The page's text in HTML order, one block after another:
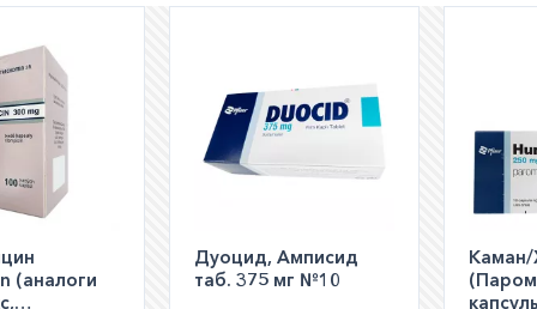
(аналоги
Дуоцид, Амписид
таб. 375 мг №10
Каман/